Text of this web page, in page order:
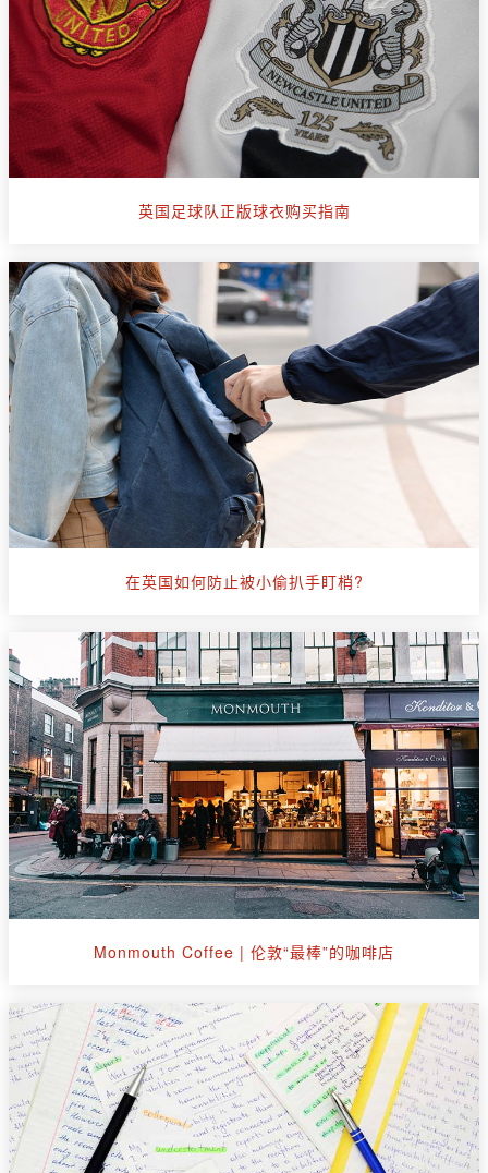
英国足球队正版球衣购买指南
在英国如何防止被小偷扒手盯梢?
Monmouth Coffee | 伦敦“最棒”的咖啡店